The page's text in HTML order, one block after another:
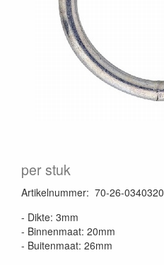
per stuk
Artikelnummer: 70-26-0340320
- Dikte: 3mm
- Binnenmaat: 20mm
- Buitenmaat: 26mm